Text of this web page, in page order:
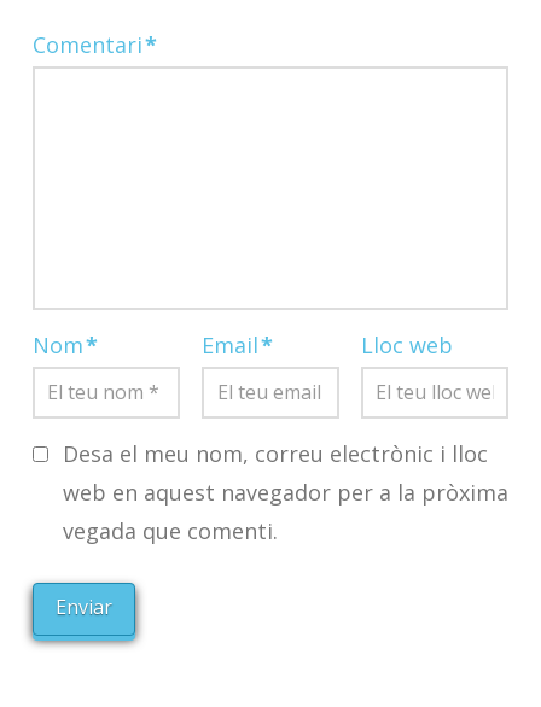
Comentari*
Nom* Email* Lloc web
Desa el meu nom, correu electrònic i lloc
web en aquest navegador per a la pròxima
vegada que comenti.